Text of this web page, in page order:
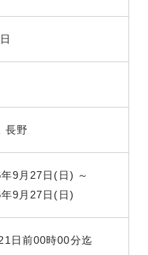
長野
9月27日(日) ～
9月27日(日)
日前00時00分迄